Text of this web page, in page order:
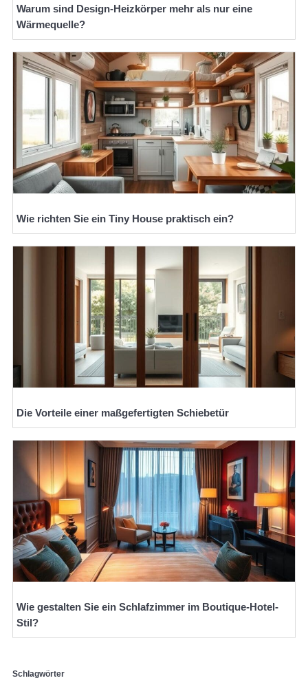
Warum sind Design-Heizkörper mehr als nur eine
Wärmequelle?
Wie richten Sie ein Tiny House praktisch ein?
Die Vorteile einer maßgefertigten Schiebetür
Wie gestalten Sie ein Schlafzimmer im Boutique-Hotel-
Stil?
Schlagwörter